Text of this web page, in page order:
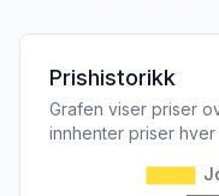
Prishistorikk
Grafen viser priser
innhenter priser